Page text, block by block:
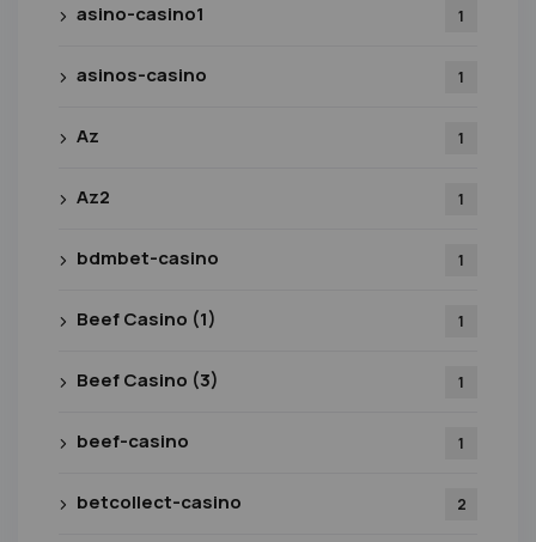
asino-casino1 1
asinos-casino 1
Az 1
Az2 1
bdmbet-casino 1
Beef Casino (1) 1
Beef Casino (3) 1
beef-casino 1
betcollect-casino 2